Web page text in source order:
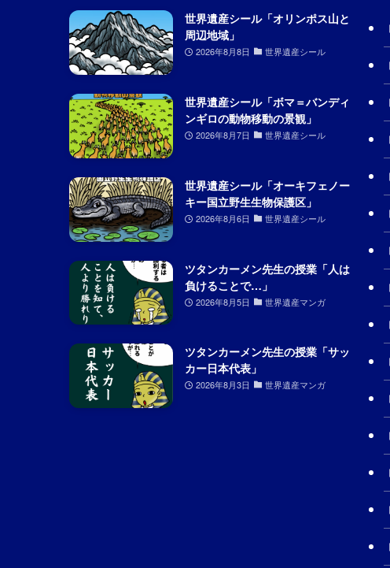
世界遺産シール「オリンポス山と
周辺地域」
2026年8月8日 世界遺産シール
世界遺産シール「ボマ＝バンディ
ンギロの動物移動の景観」
2026年8月7日 世界遺産シール
世界遺産シール「オーキフェノー
キー国立野生生物保護区」
2026年8月6日 世界遺産シール
ツタンカーメン先生の授業「人は
負けることで…」
2026年8月5日 世界遺産マンガ
ツタンカーメン先生の授業「サッ
カー日本代表」
2026年8月3日 世界遺産マンガ